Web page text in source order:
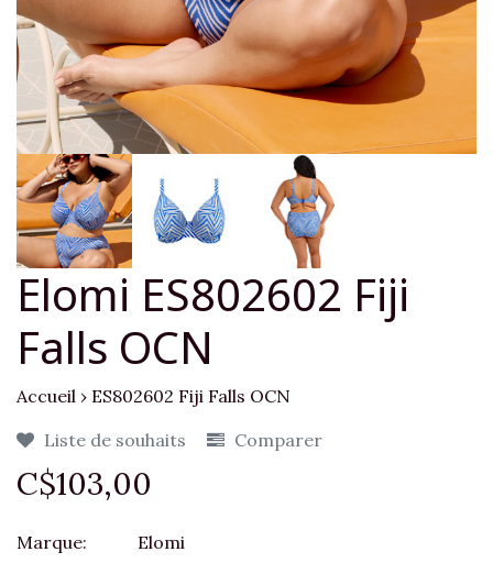
Elomi ES802602 Fiji
Falls OCN
Accueil › ES802602 Fiji Falls OCN
Liste de souhaits
Comparer
C$103,00
Marque:
Elomi